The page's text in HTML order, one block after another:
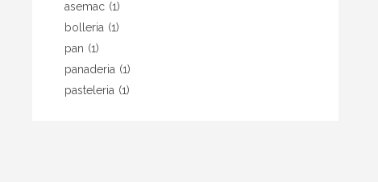
asemac (1)
bolleria (1)
pan (1)
panaderia (1)
pasteleria (1)